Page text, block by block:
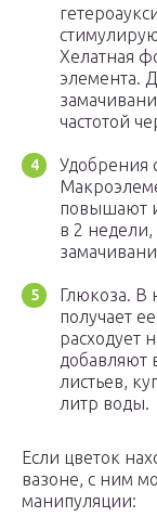
Хелатная
элемента.
частотой
Удобрения
повышают
в 2 недели,
Глюкоза. В
получает
расходует
добавляют
листьев,
литр воды.
Если цветок
вазоне, с ним
манипуляции: